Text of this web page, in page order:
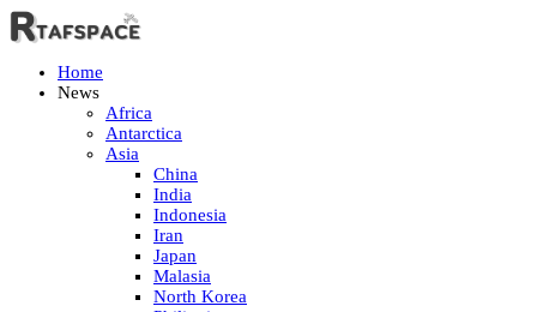
Home
News
Africa
Antarctica
Asia
China
India
Indonesia
Iran
Japan
Malasia
North Korea